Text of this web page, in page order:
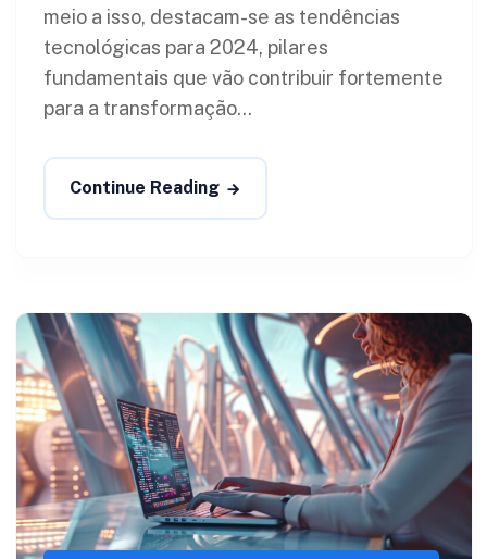
meio a isso, destacam-se as tendências
tecnológicas para 2024, pilares
fundamentais que vão contribuir fortemente
para a transformação...
Continue Reading